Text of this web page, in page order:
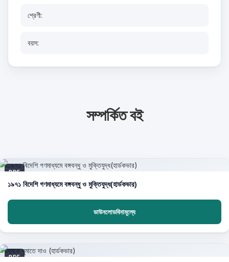
শ্রেণী:
বয়স:
সম্পর্কিত বই
PDF
১৯৭১ বিদেশি গণমাধ্যমে বঙ্গবন্ধু ও মুক্তিযুদ্ধ(হার্ডকভার)
ডাউনলোডবিনামূল্যে
PDF